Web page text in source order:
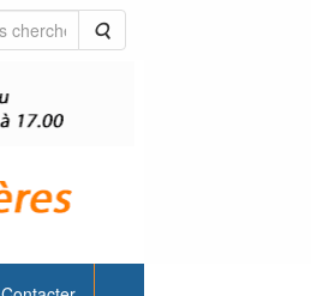
Rechercher